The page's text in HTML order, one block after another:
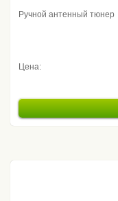
Ручной антенный тюнер
Цена: